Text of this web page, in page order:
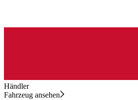
Händler
Fahrzeug ansehen